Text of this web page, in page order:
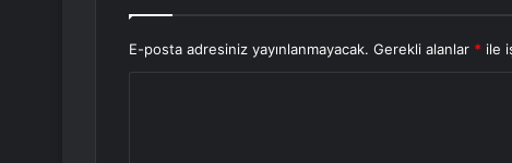
E-posta adresiniz yayınlanmayacak. Gerekli alanlar * ile